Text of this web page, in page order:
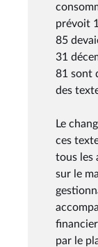
prévoit
85
31
81 sont
des
Le
ces
tous les
sur le
par le